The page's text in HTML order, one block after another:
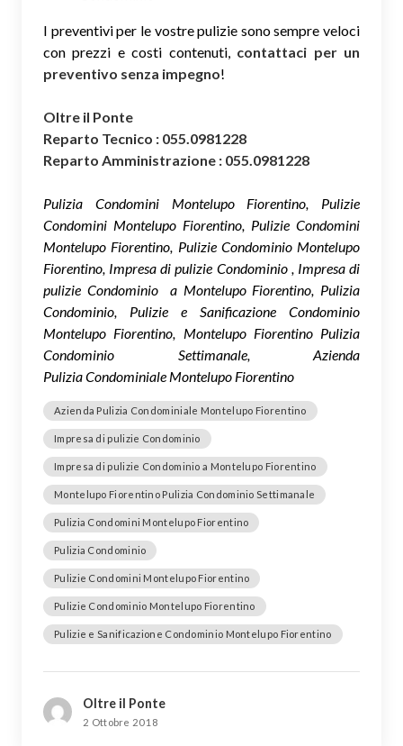
I preventivi per le vostre pulizie sono sempre veloci
con prezzi e costi contenuti, contattaci per un
preventivo senza impegno!
Oltre il Ponte
Reparto Tecnico : 055.0981228
Reparto Amministrazione : 055.0981228
Pulizia Condomini Montelupo Fiorentino, Pulizie
Condomini Montelupo Fiorentino, Pulizie Condomini
Montelupo Fiorentino, Pulizie Condominio Montelupo
Fiorentino, Impresa di pulizie Condominio , Impresa di
pulizie Condominio a Montelupo Fiorentino, Pulizia
Condominio, Pulizie e Sanificazione Condominio
Montelupo Fiorentino, Montelupo Fiorentino Pulizia
Condominio Settimanale, Azienda
Pulizia Condominiale Montelupo Fiorentino
Azienda Pulizia Condominiale Montelupo Fiorentino
Impresa di pulizie Condominio
Impresa di pulizie Condominio a Montelupo Fiorentino
Montelupo Fiorentino Pulizia Condominio Settimanale
Pulizia Condomini Montelupo Fiorentino
Pulizia Condominio
Pulizie Condomini Montelupo Fiorentino
Pulizie Condominio Montelupo Fiorentino
Pulizie e Sanificazione Condominio Montelupo Fiorentino
Oltre il Ponte
2 Ottobre 2018